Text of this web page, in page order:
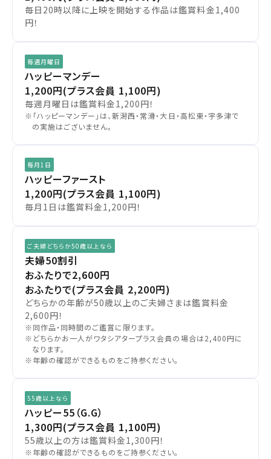
毎日20時以降に上映を開始する作品は鑑賞料金1,400
円！
毎週月曜日
ハッピーマンデー
1,200円(プラス会員 1,100円)
毎週月曜日は鑑賞料金1,200円！
※「ハッピーマンデー」は、新潟西・常滑・大日・高松東・宇多津で
の実施はございません。
毎月1日
ハッピーファースト
1,200円(プラス会員 1,100円)
毎月1日は鑑賞料金1,200円！
ご夫婦どちらか50歳以上なら
夫婦50割引
おふたりで2,600円
おふたりで(プラス会員 2,200円)
どちらかの年齢が50歳以上のご夫婦さまは鑑賞料金
2,600円！
※同作品・同時間のご鑑賞に限ります。
※どちらかお一人がワタシアタープラス会員の場合は2,400円に
なります。
※年齢の確認ができるものをご持参ください。
55歳以上なら
ハッピー55（G.G）
1,300円(プラス会員 1,100円)
55歳以上の方は鑑賞料金1,300円！
※年齢の確認ができるものをご持参ください。